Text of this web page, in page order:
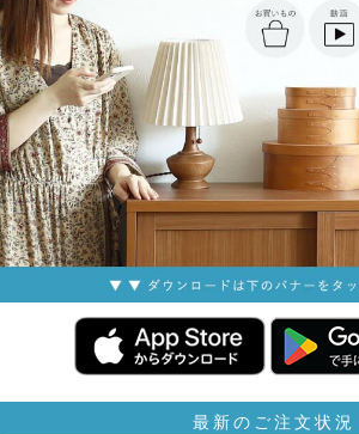
最新のご注文状況